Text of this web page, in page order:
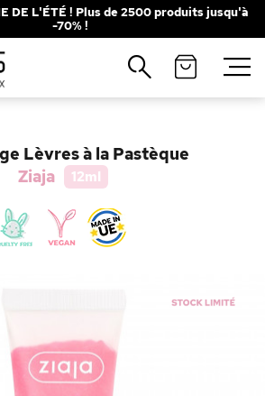
DE L'ÉTÉ ! Plus de 2500 produits jusqu'à
-70% !
Lèvres à la Pastèque
Ziaja
12ml
Fermer
populaires
Brumes
Rouge à Lèvres